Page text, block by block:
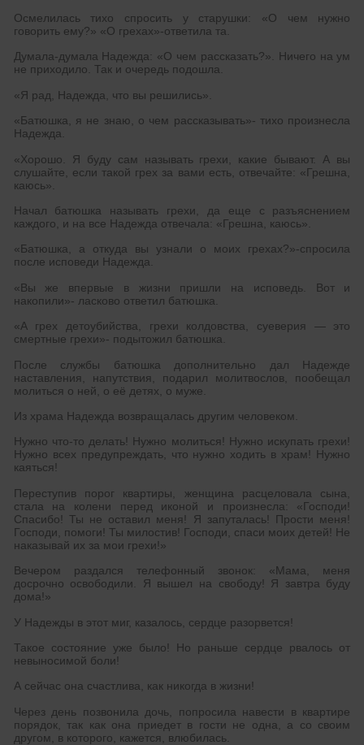
Осмелилась тихо спросить у старушки: «О чем нужно
говорить ему?» «О грехах»-ответила та.
Думала-думала Надежда: «О чем рассказать?». Ничего на ум
не приходило. Так и очередь подошла.
«Я рад, Надежда, что вы решились».
«Батюшка, я не знаю, о чем рассказывать»- тихо произнесла
Надежда.
«Хорошо. Я буду сам называть грехи, какие бывают. А вы
слушайте, если такой грех за вами есть, отвечайте: «Грешна,
каюсь».
Начал батюшка называть грехи, да еще с разъяснением
каждого, и на все Надежда отвечала: «Грешна, каюсь».
«Батюшка, а откуда вы узнали о моих грехах?»-спросила
после исповеди Надежда.
«Вы же впервые в жизни пришли на исповедь. Вот и
накопили»- ласково ответил батюшка.
«А грех детоубийства, грехи колдовства, суеверия — это
смертные грехи»- подытожил батюшка.
После службы батюшка дополнительно дал Надежде
наставления, напутствия, подарил молитвослов, пообещал
молиться о ней, о её детях, о муже.
Из храма Надежда возвращалась другим человеком.
Нужно что-то делать! Нужно молиться! Нужно искупать грехи!
Нужно всех предупреждать, что нужно ходить в храм! Нужно
каяться!
Переступив порог квартиры, женщина расцеловала сына,
стала на колени перед иконой и произнесла: «Господи!
Спасибо! Ты не оставил меня! Я запуталась! Прости меня!
Господи, помоги! Ты милостив! Господи, спаси моих детей! Не
наказывай их за мои грехи!»
Вечером раздался телефонный звонок: «Мама, меня
досрочно освободили. Я вышел на свободу! Я завтра буду
дома!»
У Надежды в этот миг, казалось, сердце разорвется!
Такое состояние уже было! Но раньше сердце рвалось от
невыносимой боли!
А сейчас она счастлива, как никогда в жизни!
Через день позвонила дочь, попросила навести в квартире
порядок, так как она приедет в гости не одна, а со своим
другом, в которого, кажется, влюбилась.